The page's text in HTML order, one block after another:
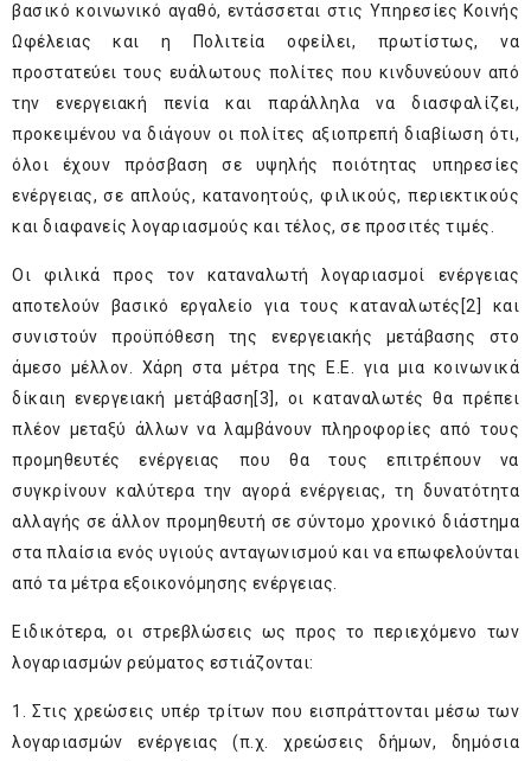
βασικό κοινωνικό αγαθό, εντάσσεται στις Υπηρεσίες Κοινής
Ωφέλειας και η Πολιτεία οφείλει, πρωτίστως, να
προστατεύει τους ευάλωτους πολίτες που κινδυνεύουν από
την ενεργειακή πενία και παράλληλα να διασφαλίζει,
προκειμένου να διάγουν οι πολίτες αξιοπρεπή διαβίωση ότι,
όλοι έχουν πρόσβαση σε υψηλής ποιότητας υπηρεσίες
ενέργειας, σε απλούς, κατανοητούς, φιλικούς, περιεκτικούς
και διαφανείς λογαριασμούς και τέλος, σε προσιτές τιμές.
Οι φιλικά προς τον καταναλωτή λογαριασμοί ενέργειας
αποτελούν βασικό εργαλείο για τους καταναλωτές [2]
και
συνιστούν προϋπόθεση της ενεργειακής μετάβασης στο
άμεσο μέλλον. Χάρη στα μέτρα της Ε.Ε. για μια κοινωνικά
δίκαιη ενεργειακή μετάβαση[3], οι καταναλωτές θα πρέπει
πλέον μεταξύ άλλων να λαμβάνουν πληροφορίες από τους
προμηθευτές ενέργειας που θα τους επιτρέπουν να
συγκρίνουν καλύτερα την αγορά ενέργειας, τη δυνατότητα
αλλαγής σε άλλον προμηθευτή σε σύντομο χρονικό διάστημα
στα πλαίσια ενός υγιούς ανταγωνισμού και να επωφελούνται
από τα μέτρα εξοικονόμησης ενέργειας.
Ειδικότερα, οι στρεβλώσεις ως προς το περιεχόμενο των
λογαριασμών ρεύματος εστιάζονται:
1. Στις χρεώσεις υπέρ τρίτων που εισπράττονται μέσω των
λογαριασμών ενέργειας (π.χ. χρεώσεις δήμων, δημόσια